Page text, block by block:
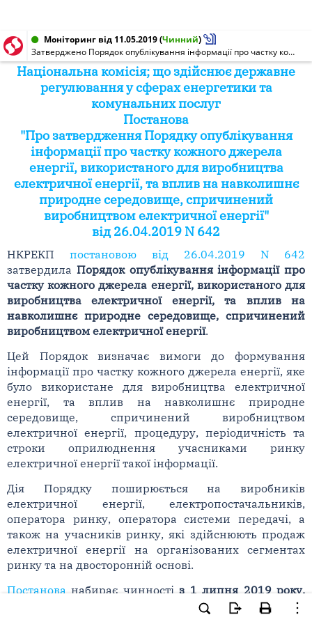
Моніторинг від 11.05.2019(Чинний)
Затверджено Порядок опублікування інформації про частку кожного джерела енергії, використаного для виробництва електроенергії, та вплив на навколишнє природне середовище, спричинений виробництвом електроенергії